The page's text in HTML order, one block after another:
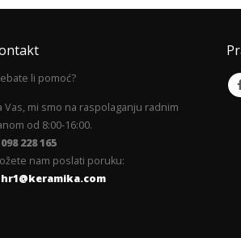
li pomoć?
Vas, mi smo na raspolaganju radnim
od 8:00-16:00.
098 228 165
nam poslati poruku:
hr1@keramika.com